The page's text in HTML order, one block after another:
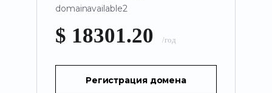
domainavailable2
$ 18301.20 /год
Регистрация домена